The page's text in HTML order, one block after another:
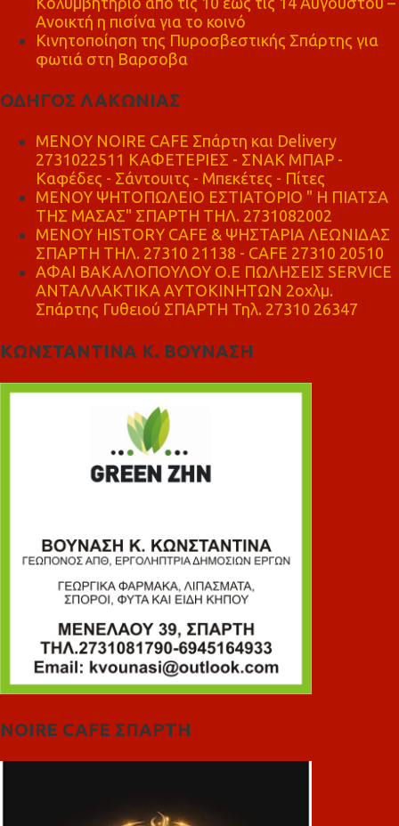
Ανοικτή η πισίνα για το κοινό
Κινητοποίηση της Πυροσβεστικής Σπάρτης για
φωτιά στη Βαρσοβα
ΟΔΗΓΟΣ ΛΑΚΩΝΙΑΣ
MENOY NOIRE CAFE Σπάρτη και Delivery
2731022511 ΚΑΦΕΤΕΡΙΕΣ - ΣΝΑΚ ΜΠΑΡ -
Καφέδες - Σάντουιτς - Μπεκέτες - Πίτες
ΜΕΝΟΥ ΨΗΤΟΠΩΛΕΙΟ ΕΣΤΙΑΤΟΡΙΟ " Η ΠΙΑΤΣΑ
ΤΗΣ ΜΑΣΑΣ" ΣΠΑΡΤΗ ΤΗΛ. 2731082002
ΜΕΝΟΥ HISTORY CAFE & ΨΗΣΤΑΡΙΑ ΛΕΩΝΙΔΑΣ
ΣΠΑΡΤΗ ΤΗΛ. 27310 21138 - CAFE 27310 20510
ΑΦΑΙ ΒΑΚΑΛΟΠΟΥΛΟΥ Ο.Ε ΠΩΛΗΣΕΙΣ SERVICE
ΑΝΤΑΛΛΑΚΤΙΚΑ ΑΥΤΟΚΙΝΗΤΩΝ 2οχλμ.
Σπάρτης Γυθειού ΣΠΑΡΤΗ Τηλ. 27310 26347
ΚΩΝΣΤΑΝΤΙΝΑ Κ. ΒΟΥΝΑΣΗ
NOIRE CAFE ΣΠΑΡΤΗ